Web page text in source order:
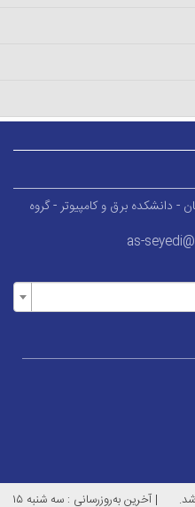
- دانشکده برق و کامپیوتر - گروه
as-
|
آخرین به‌روزرسانی : سه شنبه ۱۵